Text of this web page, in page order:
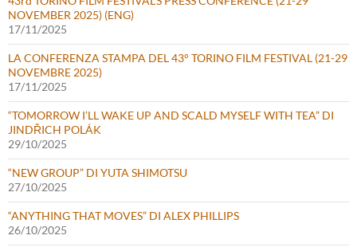
NOVEMBER 2025) (ENG)
17/11/2025
LA CONFERENZA STAMPA DEL 43° TORINO FILM FESTIVAL (21-29
NOVEMBRE 2025)
17/11/2025
“TOMORROW I’LL WAKE UP AND SCALD MYSELF WITH TEA” DI
JINDŘICH POLÁK
29/10/2025
“NEW GROUP” DI YUTA SHIMOTSU
27/10/2025
“ANYTHING THAT MOVES” DI ALEX PHILLIPS
26/10/2025